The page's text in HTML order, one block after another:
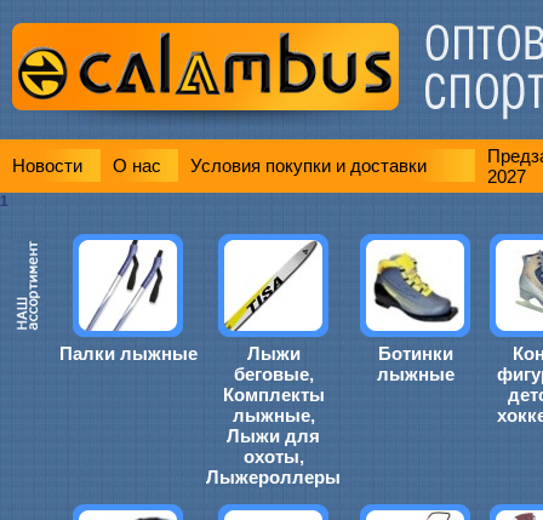
Новости О нас Условия покупки и доставки
2027
1
Палки лыжные
Лыжи
беговые,
Комплекты
лыжные,
Лыжи для
охоты,
Лыжероллеры
Ботинки
лыжные